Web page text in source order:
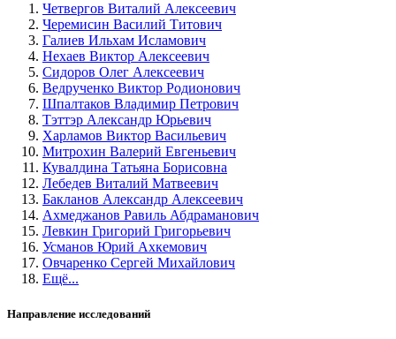
Четвергов Виталий Алексеевич
Черемисин Василий Титович
Галиев Ильхам Исламович
Нехаев Виктор Алексеевич
Сидоров Олег Алексеевич
Ведрученко Виктор Родионович
Шпалтаков Владимир Петрович
Тэттэр Александр Юрьевич
Харламов Виктор Васильевич
Митрохин Валерий Евгеньевич
Кувалдина Татьяна Борисовна
Лебедев Виталий Матвеевич
Бакланов Александр Алексеевич
Ахмеджанов Равиль Абдраманович
Левкин Григорий Григорьевич
Усманов Юрий Ахкемович
Овчаренко Сергей Михайлович
Ещё...
Направление исследований